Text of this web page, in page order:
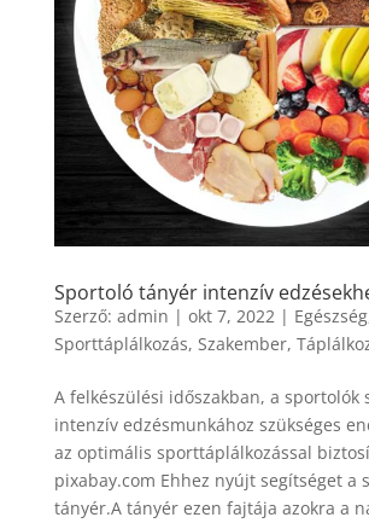
Sportoló tányér intenzív
Szerző: admin | okt 7, 2022| Egészség
Sporttáplálkozás, Szakember,
A felkészülési időszakban, a sportolók
intenzív edzésmunkához szükséges
az optimális sporttáplálkozással
pixabay.com Ehhez nyújt segítséget a
tányér.A tányér ezen fajtája azokra a